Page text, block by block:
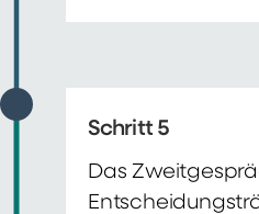
Schritt 5
Das